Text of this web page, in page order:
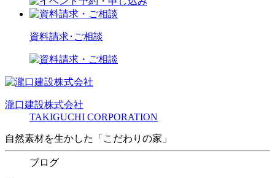
資料請求･ご相談
瀧口建設株式会社
TAKIGUCHI CORPORATION
自然素材を生かした「こだわりの家」
ブログ